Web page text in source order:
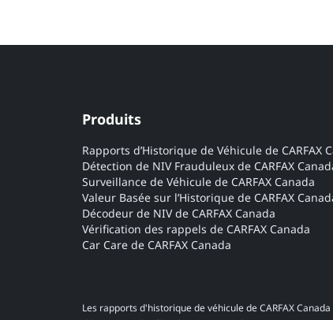
Produits
Rapports d’Historique de Véhicule de CARFAX
Détection de NIV Frauduleux de CARFAX
Surveillance de Véhicule de CARFAX Canada
Valeur Basée sur l’Historique de CARFAX
Décodeur de NIV de CARFAX Canada
Vérification des rappels de CARFAX Canada
Car Care de CARFAX Canada
Les rapports d'historique de véhicule de CARFAX